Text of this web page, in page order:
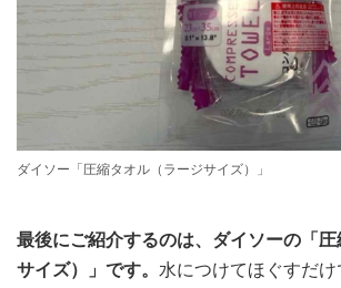
ダイソー「圧縮タオル（ラージサイズ）」
最後にご紹介するのは、ダイソーの「
サイズ）」です。 水につけてほぐすだけ